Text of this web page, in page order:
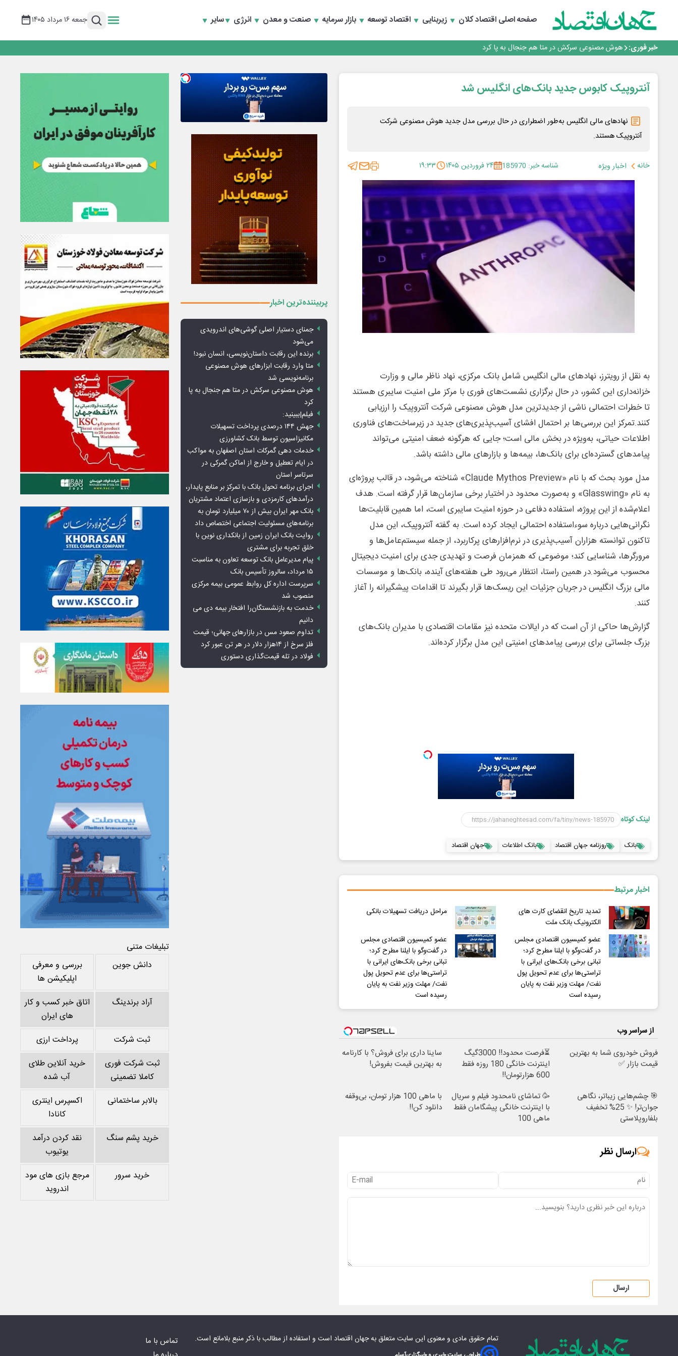
صفحه اصلیاقتصاد کلان زیربنایی اقتصاد توسعه بازار سرمایه صنعت و معدن انرژی سایر جمعه ۱۶ مرداد ۱۴۰۵
خبر فوری:
جمنای دستیار اصلی گوشی‌های اندرویدی می‌شود
برنده این رقابت داستان‌نویسی، انسان نبود!
هوش مصنوعی سرکش در متا هم جنجال به پا کرد
فیلم|ببینید:
جمنای دستیار اصلی گوشی‌های اندرویدی می‌شود
برنده این رقابت داستان‌نویسی، انسان نبود!
آنتروپیک کابوس جدید بانک‌های انگلیس شد
نهادهای مالی انگلیس به‌طور اضطراری در حال بررسی مدل جدید هوش مصنوعی شرکت
آنتروپیک هستند.
خانه اخبار ویژه شناسه خبر: 185970 ۲۴ فروردین ۱۴۰۵ ۱۹:۳۳
به نقل از رویترز، نهادهای مالی انگلیس شامل بانک مرکزی، نهاد ناظر مالی و وزارت
خزانه‌داری این کشور، در حال برگزاری نشست‌های فوری با مرکز ملی امنیت سایبری هستند
تا خطرات احتمالی ناشی از جدیدترین مدل هوش مصنوعی شرکت آنتروپیک را ارزیابی
کنند.تمرکز این بررسی‌ها بر احتمال افشای آسیب‌پذیری‌های جدید در زیرساخت‌های فناوری
اطلاعات حیاتی، به‌ویژه در بخش مالی است؛ جایی که هرگونه ضعف امنیتی می‌تواند
پیامدهای گسترده‌ای برای بانک‌ها، بیمه‌ها و بازارهای مالی داشته باشد.
مدل مورد بحث که با نام «Claude Mythos Preview» شناخته می‌شود، در قالب پروژه‌ای
به نام «Glasswing» و به‌صورت محدود در اختیار برخی سازمان‌ها قرار گرفته است. هدف
اعلام‌شده از این پروژه، استفاده دفاعی در حوزه امنیت سایبری است، اما همین قابلیت‌ها
نگرانی‌هایی درباره سوءاستفاده احتمالی ایجاد کرده است. به گفته آنتروپیک، این مدل
تاکنون توانسته هزاران آسیب‌پذیری در نرم‌افزارهای پرکاربرد، از جمله سیستم‌عامل‌ها و
مرورگرها، شناسایی کند؛ موضوعی که همزمان فرصت و تهدیدی جدی برای امنیت دیجیتال
محسوب می‌شود.در همین راستا، انتظار می‌رود طی هفته‌های آینده، بانک‌ها و موسسات
مالی بزرگ انگلیس در جریان جزئیات این ریسک‌ها قرار بگیرند تا اقدامات پیشگیرانه را آغاز
کنند.
گزارش‌ها حاکی از آن است که در ایالات متحده نیز مقامات اقتصادی با مدیران بانک‌های
بزرگ جلساتی برای بررسی پیامدهای امنیتی این مدل برگزار کرده‌اند.
لینک کوتاه
بانک روزنامه جهان اقتصاد بانک اطلاعات جهان اقتصاد
اخبار مرتبط
تمدید تاریخ انقضای کارت های
الکترونیک بانک ملت
مراحل دریافت تسهیلات بانکی
عضو کمیسیون اقتصادی مجلس
در گفت‌وگو با ایلنا مطرح کرد؛
تبانی برخی بانک‌های ایرانی با
تراستی‌ها برای عدم تحویل پول
نفت/ مهلت وزیر نفت به پایان
رسیده است
عضو کمیسیون اقتصادی مجلس
در گفت‌وگو با ایلنا مطرح کرد؛
تبانی برخی بانک‌های ایرانی با
تراستی‌ها برای عدم تحویل پول
نفت/ مهلت وزیر نفت به پایان
رسیده است
از سراسر وب
فروش خودروی شما به بهترین
قیمت بازار ✅
⏳فرصت محدود!! 3000گیگ
اینترنت خانگی 180 روزه فقط
600 هزارتومان!!
ساینا داری برای فروش؟ با کارنامه
به بهترین قیمت بفروش!
🎯 چشم‌هایی زیباتر، نگاهی
جوان‌تر! ✨ 25% تخفیف
بلفاروپلاستی
🥳 تماشای نامحدود فیلم و سریال
با اینترنت خانگی پیشگامان فقط
ماهی 100
با ماهی 100 هزار تومان، بی‌وقفه
دانلود کن!!
ارسال نظر
ارسال
پربیننده‌ترین اخبار
جمنای دستیار اصلی گوشی‌های اندرویدی
می‌شود
برنده این رقابت داستان‌نویسی، انسان نبود!
متا وارد رقابت ابزارهای هوش مصنوعی
برنامه‌نویسی شد
هوش مصنوعی سرکش در متا هم جنجال به پا
کرد
فیلم|ببینید:
جهش ۱۴۴ درصدی پرداخت تسهیلات
مکانیزاسیون توسط بانک کشاورزی
خدمات دهی گمرکات استان اصفهان به مواکب
در ایام تعطیل و خارج از اماکن گمرکی در
سرتاسر استان
اجرای برنامه تحول بانک با تمرکز بر منابع پایدار،
درآمدهای کارمزدی و بازسازی اعتماد مشتریان
بانک مهر ایران بیش از ۷۰ میلیارد تومان به
برنامه‌های مسئولیت اجتماعی اختصاص داد
روایت بانک ایران زمین از بانکداری نوین با
خلق تجربه برای مشتری
پیام مدیرعامل بانک توسعه تعاون به مناسبت
۱۵ مرداد، سالروز تأسیس بانک
سرپرست اداره کل روابط عمومی بیمه مرکزی
منصوب شد
خدمت به بازنشستگان‌را افتخار بیمه دی می
دانیم
تداوم صعود مس در بازارهای جهانی؛ قیمت
فلز سرخ از ۱۴هزار دلار در هر تن عبور کرد
فولاد در تله قیمت‌گذاری دستوری
تبلیغات متنی
دانش جوین
بررسی و معرفی
اپلیکیشن ها
آراد برندینگ
اتاق خبر کسب و کار
های ایران
ثبت شرکت
پرداخت ارزی
ثبت شرکت فوری
کاملا تضمینی
خرید آنلاین طلای
آب شده
بالابر ساختمانی
اکسپرس اینتری
کانادا
خرید پشم سنگ
نقد کردن درآمد
یوتیوب
خرید سرور
مرجع بازی های مود
اندروید
تمام حقوق مادی‌ و معنوی این سایت متعلق بهجهان اقتصاد است و استفاده از مطالب با ذکر منبع بلامانع است.
تماس با ما